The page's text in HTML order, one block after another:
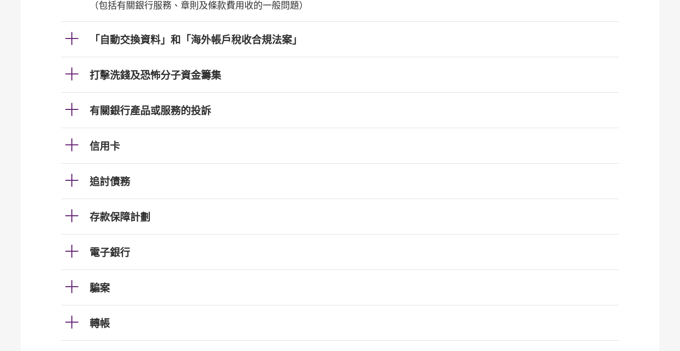
（包括有關銀行服務、章則及條款費用收的一般問題）
「自動交換資料」和「海外帳戶稅收合規法案」
打擊洗錢及恐怖分子資金籌集
有關銀行產品或服務的投訴
信用卡
追討債務
存款保障計劃
電子銀行
騙案
轉帳